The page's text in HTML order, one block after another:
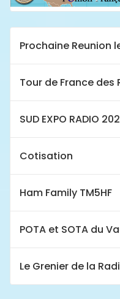
Prochaine Reunion
Tour de France
SUD EXPO RADIO
Cotisation
Ham Family TM5HF
POTA et SOTA du
Le Grenier de la